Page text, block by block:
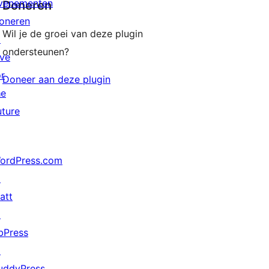
Doneren
Wil je de groei van deze plugin
ondersteunen?
Doneer aan deze plugin